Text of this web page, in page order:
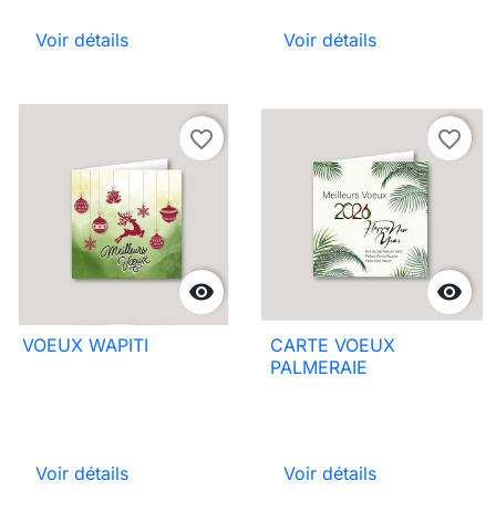
Voir détails Voir détails

favorite_border
VOEUX WAPITI
Voir détails

favorite_border
CARTE VOEUX
PALMERAIE
Voir détails